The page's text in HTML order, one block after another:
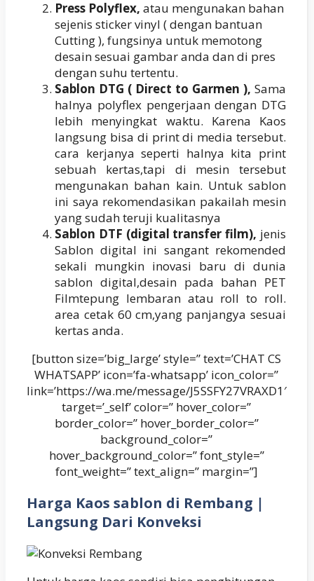
Press Polyflex, atau mengunakan bahan
sejenis sticker vinyl ( dengan bantuan
Cutting ), fungsinya untuk memotong
desain sesuai gambar anda dan di pres
dengan suhu tertentu.
Sablon DTG ( Direct to Garmen ), Sama
halnya polyflex pengerjaan dengan DTG
lebih menyingkat waktu. Karena Kaos
langsung bisa di print di media tersebut.
cara kerjanya seperti halnya kita print
sebuah kertas,tapi di mesin tersebut
mengunakan bahan kain. Untuk sablon
ini saya rekomendasikan pakailah mesin
yang sudah teruji kualitasnya
Sablon DTF (digital transfer film), jenis
Sablon digital ini sangant rekomended
sekali mungkin inovasi baru di dunia
sablon digital,desain pada bahan PET
Filmtepung lembaran atau roll to roll.
area cetak 60 cm,yang panjangya sesuai
kertas anda.
[button size=’big_large’ style=” text=’CHAT CS
WHATSAPP’ icon=’fa-whatsapp’ icon_color=”
link=’https://wa.me/message/J5SSFY27VRAXD1′
target=’_self’ color=” hover_color=”
border_color=” hover_border_color=”
background_color=”
hover_background_color=” font_style=”
font_weight=” text_align=” margin=”]
Harga Kaos sablon di Rembang |
Langsung Dari Konveksi